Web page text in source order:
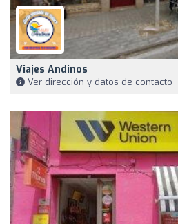
Viajes Andinos
Ver dirección y datos de contacto